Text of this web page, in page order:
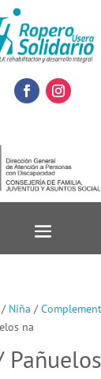
/ Niña /
na